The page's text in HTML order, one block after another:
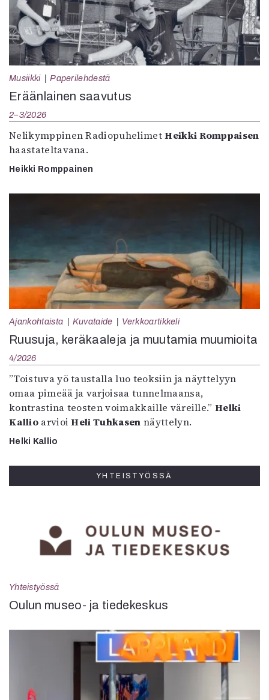
Musiikki Paperilehdestä
Eräänlainen saavutus
2–3/2026
Nelikymppinen RadiopuhelimetHeikki Romppaisen
haastateltavana.
Heikki Romppainen
Ajankohtaista Kuvataide Verkkoartikkeli
Ruusuja, keräkaaleja ja muutamia muumioita
4/2026
”Toistuva yö taustalla luo teoksiin ja näyttelyyn
omaa pimeää ja varjoisaa tunnelmaansa,
kontrastina teosten voimakkaille väreille.”Helki
KallioarvioiHeli Tuhkasen näyttelyn.
Helki Kallio
YHTEISTYÖSSÄ
Yhteistyössä
Oulun museo- ja tiedekeskus